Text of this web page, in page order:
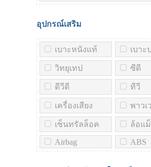
อุปกรณ์เสริม
เบาะหนังแท้ เบาะ
วิทยุเทป ซีดี
ดีวีดี ทีวี
เครื่องเสียง พาวเ
เซ็นทรัลล็อค ล้อแ
Airbag ABS